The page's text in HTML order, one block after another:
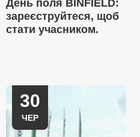
День поля BINFIELD:
зареєструйтеся, щоб
стати учасником.
30
ЧЕР